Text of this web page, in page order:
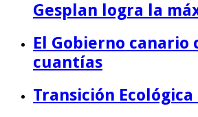
Gesplan logra la
El Gobierno canario
cuantías
Transición